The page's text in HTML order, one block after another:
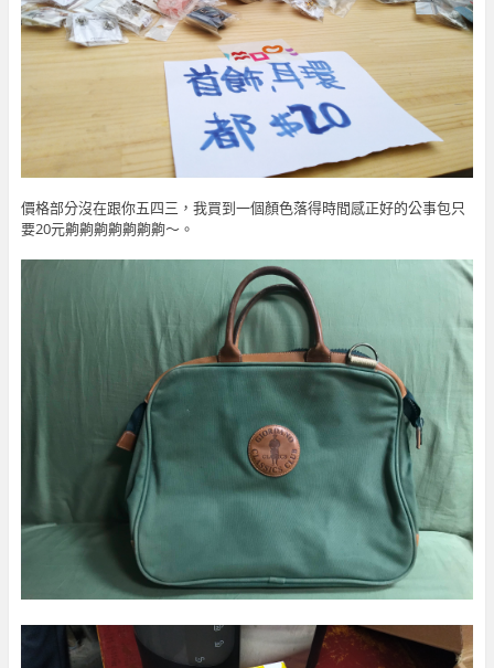
價格部分沒在跟你五四三，我買到一個顏色落得時間感正好的公事包只
要20元齁齁齁齁齁齁齁～。